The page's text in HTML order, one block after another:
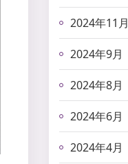
2024年11月
2024年9月
2024年8月
2024年6月
2024年4月